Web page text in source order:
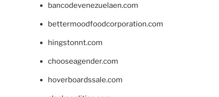
bancodevenezuelaen.com
bettermoodfoodcorporation.com
hingstonnt.com
chooseagender.com
hoverboardssale.com